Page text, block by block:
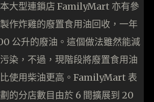
大型連鎖店 FamilyMart 亦有參
作炸雞的廢置食用油回收，一年
公升的廢油。這個做法雖然能減
染，不過，現階段將廢置食用油
使用柴油更高。FamilyMart 表
的分店數目由於 6 間擴展到 20